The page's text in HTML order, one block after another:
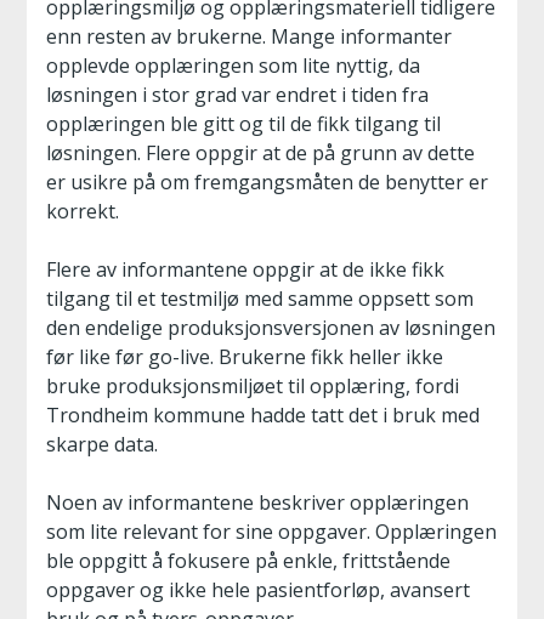
opplæringsmiljø og opplæringsmateriell tidligere
enn resten av brukerne. Mange informanter
opplevde opplæringen som lite nyttig, da
løsningen i stor grad var endret i tiden fra
opplæringen ble gitt og til de fikk tilgang til
løsningen. Flere oppgir at de på grunn av dette
er usikre på om fremgangsmåten de benytter er
korrekt.
Flere av informantene oppgir at de ikke fikk
tilgang til et testmiljø med samme oppsett som
den endelige produksjonsversjonen av løsningen
før like før go-live. Brukerne fikk heller ikke
bruke produksjonsmiljøet til opplæring, fordi
Trondheim kommune hadde tatt det i bruk med
skarpe data.
Noen av informantene beskriver opplæringen
som lite relevant for sine oppgaver. Opplæringen
ble oppgitt å fokusere på enkle, frittstående
oppgaver og ikke hele pasientforløp, avansert